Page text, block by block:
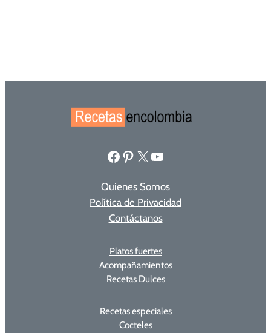
Facebook Pinterest X YouTube
Quienes Somos
Política de Privacidad
Contáctanos
Platos fuertes
Acompañamientos
Recetas Dulces
Recetas especiales
Cocteles